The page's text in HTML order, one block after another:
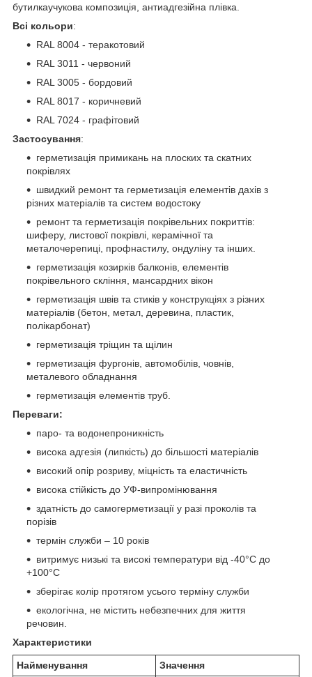
бутилкаучукова композиція, антиадгезійна плівка.
Всі кольори:
RAL 8004 - теракотовий
RAL 3011 - червоний
RAL 3005 - бордовий
RAL 8017 - коричневий
RAL 7024 - графітовий
Застосування:
герметизація примикань на плоских та скатних
покрівлях
швидкий ремонт та герметизація елементів дахів з
різних матеріалів та систем водостоку
ремонт та герметизація покрівельних покриттів:
шиферу, листової покрівлі, керамічної та
металочерепиці, профнастилу, ондуліну та інших.
герметизація козирків балконів, елементів
покрівельного скління, мансардних вікон
герметизація швів та стиків у конструкціях з різних
матеріалів (бетон, метал, деревина, пластик,
полікарбонат)
герметизація тріщин та щілин
герметизація фургонів, автомобілів, човнів,
металевого обладнання
герметизація елементів труб.
Переваги:
паро- та водонепроникність
висока адгезія (липкість) до більшості матеріалів
високий опір розриву, міцність та еластичність
висока стійкість до УФ-випромінювання
здатність до самогерметизації у разі проколів та
порізів
термін служби – 10 років
витримує низькі та високі температури від -40°С до
+100°С
зберігає колір протягом усього терміну служби
екологічна, не містить небезпечних для життя
речовин.
Характеристики
Найменування Значення